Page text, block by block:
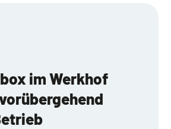
im Werkhof